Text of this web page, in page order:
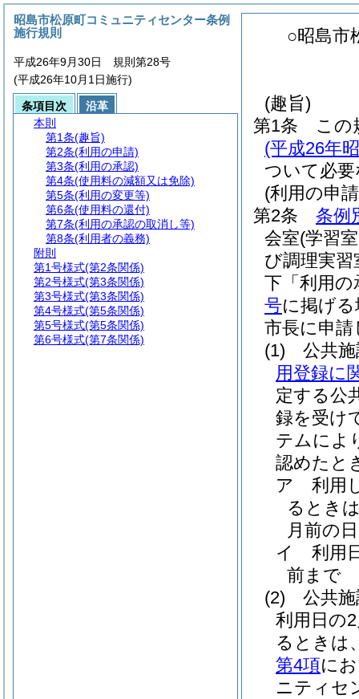
○昭島市
(趣旨)
第1条
この
(平成26年
ついて必
(利用の申
第2条
条例
会室(学習
び調理実
下「利用
号に掲げ
市長に申
(1)
公共
用登録に
定する公
録を受け
テムによ
認めたと
ア
利用
るとき
月前の
イ
利用
前まで
(2)
公共
利用日の
るときは
第4項に
ニティセ
昭島市松原町コミュニティセンター条例
施行規則
平成26年9月30日 規則第28号
(平成26年10月1日施行)
条項目次
沿革
本則
第1条(趣旨)
第2条(利用の申請)
第3条(利用の承認)
第4条(使用料の減額又は免除)
第5条(利用の変更等)
第6条(使用料の還付)
第7条(利用の承認の取消し等)
第8条(利用者の義務)
附則
第1号様式(第2条関係)
第2号様式(第3条関係)
第3号様式(第3条関係)
第4号様式(第5条関係)
第5号様式(第5条関係)
第6号様式(第7条関係)